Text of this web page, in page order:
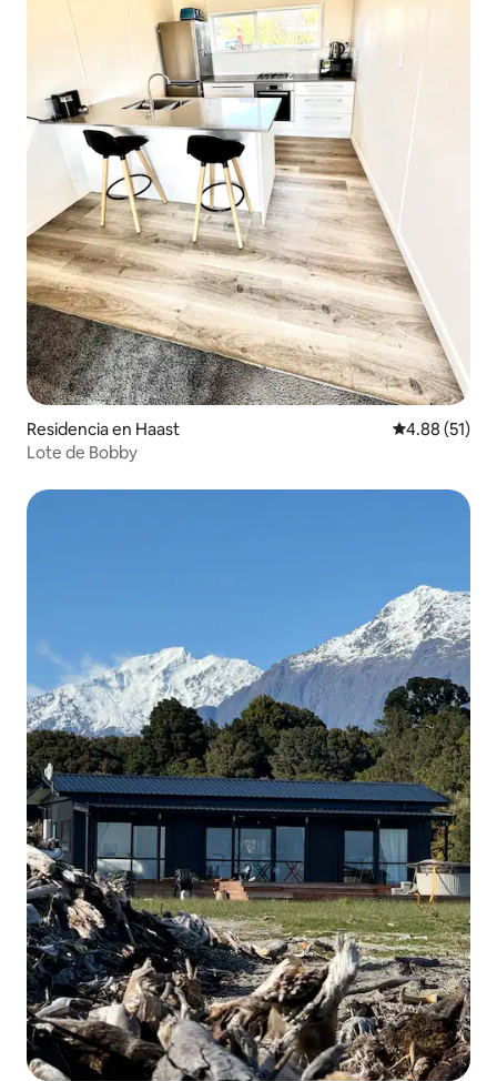
Residencia en Haast Calificación
4.88 (51)
Lote de Bobby